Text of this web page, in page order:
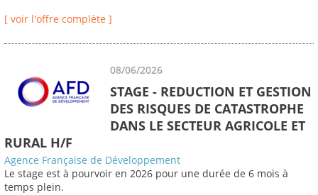
[ voir l'offre complète ]
08/06/2026
STAGE - REDUCTION ET GESTION
DES RISQUES DE CATASTROPHE
DANS LE SECTEUR AGRICOLE ET
RURAL H/F
Agence Française de Développement
Le stage est à pourvoir en 2026 pour une durée de 6 mois à
temps plein.